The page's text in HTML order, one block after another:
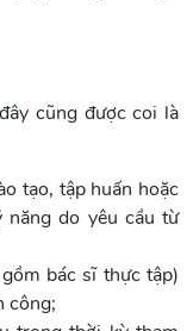
cũng được coi là
tạo, tập huấn hoặc
năng do yêu cầu từ
bác sĩ thực tập)
công;